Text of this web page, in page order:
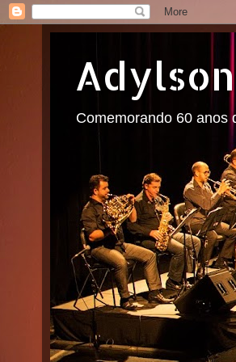
Comemorando 60 anos